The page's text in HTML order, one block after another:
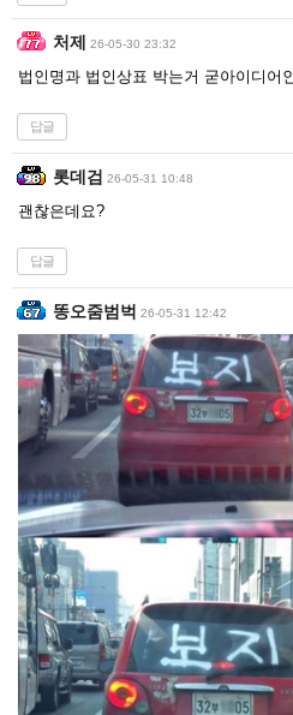
처제 26-05-30 23:32
법인명과 법인상표 박는거 굳아이디어
답글
롯데검 26-05-31 10:48
괜찮은데요?
답글
똥오줌범벅 26-05-31 12:42